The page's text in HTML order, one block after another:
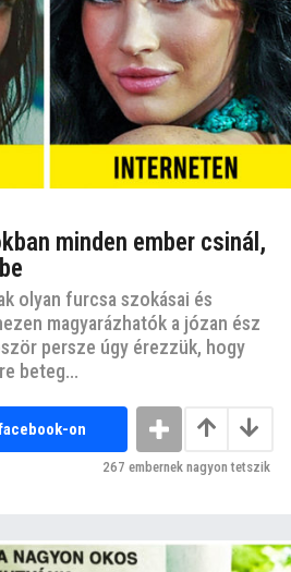
minden ember csinál,
olyan furcsa szokásai és
magyarázhatók a józan ész
persze úgy érezzük, hogy
beteg...
on
267 embernek nagyon tetszik